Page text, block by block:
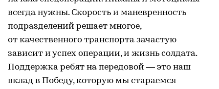
всегда нужны. Скорость и маневренность
подразделений решает многое,
от качественного транспорта зачастую
зависит и успех операции, и жизнь солдата.
Поддержка ребят на передовой — это наш
вклад в Победу, которую мы стараемся